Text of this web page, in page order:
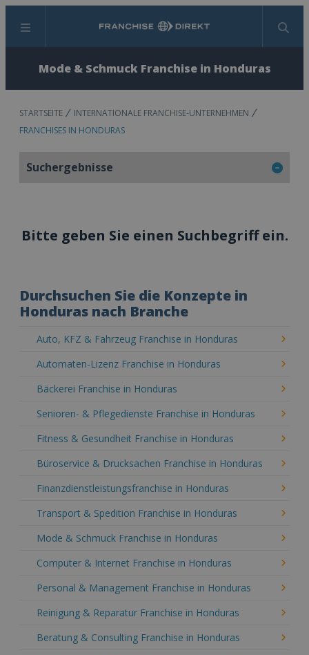
Menü Suchen
Mode & Schmuck Franchise in Honduras
STARTSEITE
INTERNATIONALE FRANCHISE-UNTERNEHMEN
FRANCHISES IN HONDURAS
Suchergebnisse
Bitte geben Sie einen Suchbegriff ein.
Durchsuchen Sie die Konzepte in
Honduras nach Branche
Auto, KFZ & Fahrzeug Franchise in Honduras
Automaten-Lizenz Franchise in Honduras
Bäckerei Franchise in Honduras
Senioren- & Pflegedienste Franchise in Honduras
Fitness & Gesundheit Franchise in Honduras
Büroservice & Drucksachen Franchise in Honduras
Finanzdienstleistungsfranchise in Honduras
Transport & Spedition Franchise in Honduras
Mode & Schmuck Franchise in Honduras
Computer & Internet Franchise in Honduras
Personal & Management Franchise in Honduras
Reinigung & Reparatur Franchise in Honduras
Beratung & Consulting Franchise in Honduras